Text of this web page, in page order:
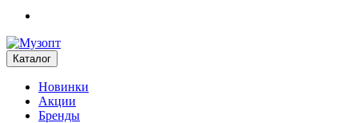
Каталог
Новинки
Акции
Бренды